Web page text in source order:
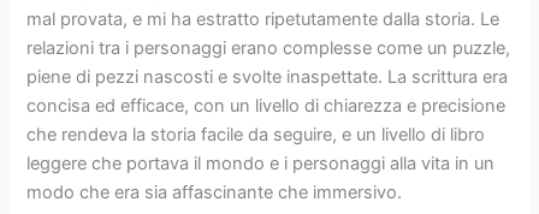
mal provata, e mi ha estratto ripetutamente dalla storia. Le
relazioni tra i personaggi erano complesse come un puzzle,
piene di pezzi nascosti e svolte inaspettate. La scrittura era
concisa ed efficace, con un livello di chiarezza e precisione
che rendeva la storia facile da seguire, e un livello di libro
leggere che portava il mondo e i personaggi alla vita in un
modo che era sia affascinante che immersivo.